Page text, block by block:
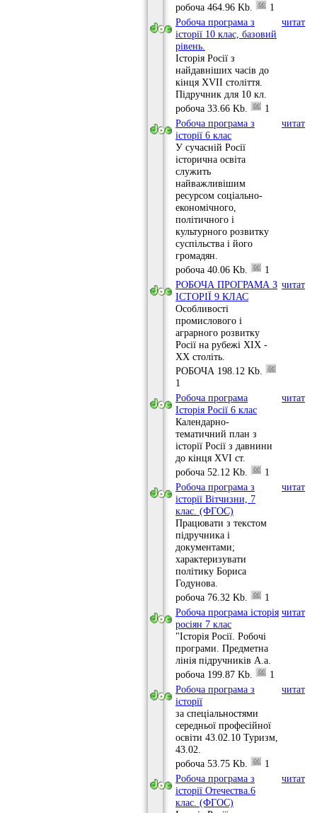
робоча 464.96 Kb. 1
Робоча програма з
історії 10 клас, базовий
рівень.
Історія Росії з
найдавніших часів до
кінця XVII століття.
Підручник для 10 кл.
робоча 33.66 Kb. 1
читати
Робоча програма з
історії 6 клас
У сучасній Росії
історична освіта
служить
найважливішим
ресурсом соціально-
економічного,
політичного і
культурного розвитку
суспільства і його
громадян.
робоча 40.06 Kb. 1
читати
РОБОЧА ПРОГРАМА З
ІСТОРІЇ 9 КЛАС
Особливості
промислового і
аграрного розвитку
Росії на рубежі XIX -
XX століть.
РОБОЧА 198.12 Kb.
1
читати
Робоча програма
Історія Росії 6 клас
Календарно-
тематичний план з
історії Росії з давнини
до кінця XVI ст.
робоча 52.12 Kb. 1
читати
Робоча програма з
історії Вітчизни, 7
клас. (ФГОС)
Працювати з текстом
підручника і
документами;
характеризувати
політику Бориса
Годунова.
робоча 76.32 Kb. 1
читати
Робоча програма історія
росіян 7 клас
"Історія Росії. Робочі
програми. Предметна
лінія підручників А.а.
робоча 199.87 Kb. 1
читати
Робоча програма з
історії
за спеціальностями
середньої професійної
освіти 43.02.10 Туризм,
43.02.
робоча 53.75 Kb. 1
читати
Робоча програма з
історії Отечества.6
клас. (ФГОС)
читати